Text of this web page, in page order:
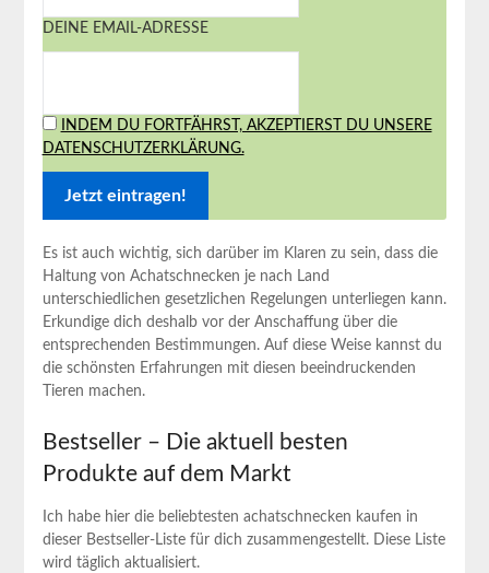
DEINE EMAIL-ADRESSE
INDEM DU FORTFÄHRST, AKZEPTIERST DU UNSERE
DATENSCHUTZERKLÄRUNG.
Es ist auch⁣ wichtig, ⁤sich darüber im Klaren zu sein, ‌dass die
Haltung von Achatschnecken je nach Land
unterschiedlichen gesetzlichen Regelungen unterliegen kann.
Erkundige‍ dich deshalb vor der ⁤Anschaffung über die
entsprechenden Bestimmungen. Auf diese Weise kannst du⁤
die‌ schönsten Erfahrungen mit diesen beeindruckenden
Tieren machen.
Bestseller – Die aktuell besten
Produkte auf dem Markt
Ich habe hier die beliebtesten achatschnecken kaufen in
dieser Bestseller-Liste für dich zusammengestellt. Diese⁤ Liste
wird⁣ täglich aktualisiert.